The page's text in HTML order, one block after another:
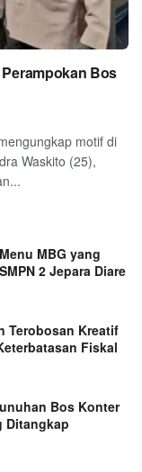
Bos
motif di
Waskito (25),
MBG yang
2 Jepara Diare
Terobosan Kreatif
Fiskal
Bos Konter
Ditangkap